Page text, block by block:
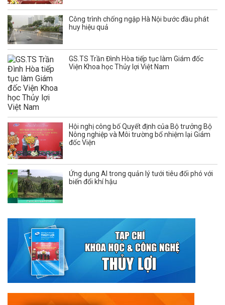
Công trình chống ngập Hà Nội bước đầu phát
huy hiệu quả
GS.TS Trần Đình Hòa tiếp tục làm Giám đốc
Viện Khoa học Thủy lợi Việt Nam
Hội nghị công bố Quyết định của Bộ trưởng Bộ
Nông nghiệp và Môi trường bổ nhiệm lại Giám
đốc Viện
Ứng dụng AI trong quản lý tưới tiêu đối phó với
biến đổi khí hậu